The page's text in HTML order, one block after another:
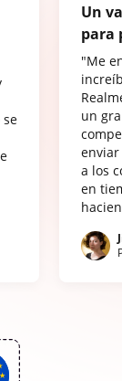
se
Un
para
"Me
un
a los
en